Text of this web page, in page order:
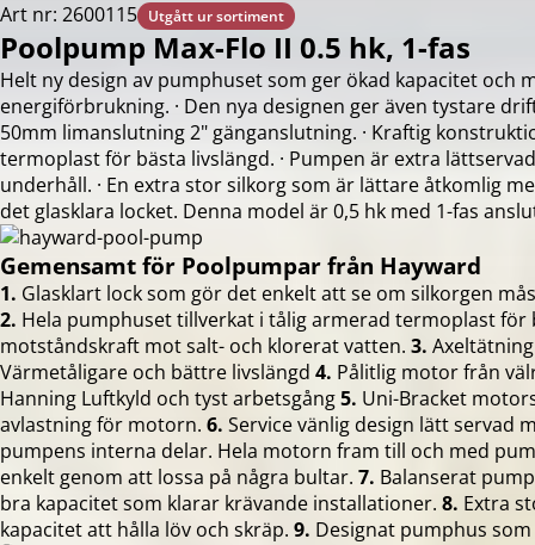
Art nr: 2600115 Utgått ur sortiment
Poolpump Max-Flo II 0.5 hk, 1-fas
Helt ny design av pumphuset som ger ökad kapacitet och
energiförbrukning. · Den nya designen ger även tystare
50mm limanslutning 2" gänganslutning. · Kraftig
termoplast för bästa livslängd. · Pumpen är extra
underhåll. · En extra stor silkorg som är lättare åtkomlig
det glasklara locket. Denna model är 0,5 hk med 1-fas
Gemensamt för Poolpumpar från Hayward
1. Glasklart lock som gör det enkelt att se om silkorgen
2. Hela pumphuset tillverkat i tålig armerad termoplast för
motståndskraft mot salt- och klorerat vatten. 3.
Värmetåligare och bättre livslängd 4. Pålitlig motor från
Hanning Luftkyld och tyst arbetsgång5. Uni-Bracket
avlastning för motorn. 6. Service vänlig design lätt servad
pumpens interna delar. Hela motorn fram till och med
enkelt genom att lossa på några bultar. 7. Balanserat
bra kapacitet som klarar krävande installationer. 8. Extra
kapacitet att hålla löv och skräp. 9. Designat pumphus